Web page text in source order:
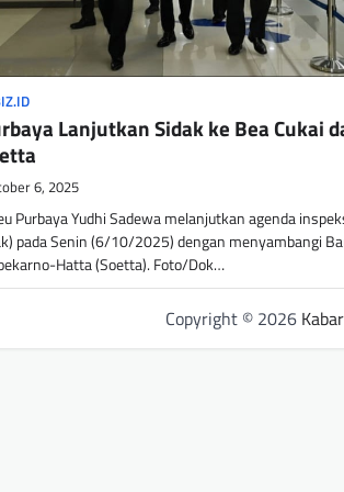
Lanjutkan Sidak ke Bea Cukai
6, 2025
Purbaya Yudhi Sadewa melanjutkan agenda
pada Senin (6/10/2025) dengan menyambangi
Hatta (Soetta). Foto/Dok…
Copyright © 2026